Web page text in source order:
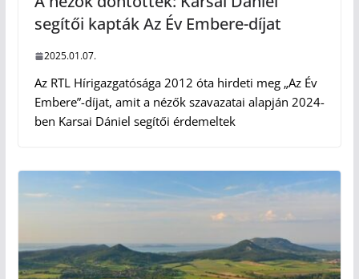
segítői kapták Az Év Embere-díjat
2025.01.07.
Az RTL Hírigazgatósága 2012 óta hirdeti meg „Az Év
Embere”-díjat, amit a nézők szavazatai alapján 2024-
ben Karsai Dániel segítői érdemeltek